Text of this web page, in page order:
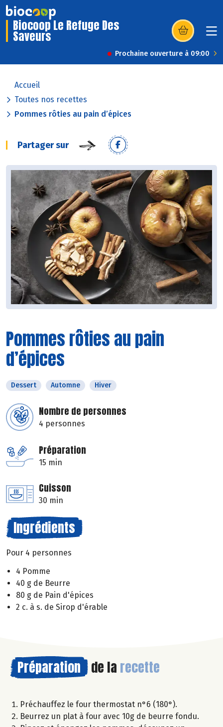
Biocoop Le Refuge Des
Saveurs (s’ouvre dans
Prochaine ouverture à 09:00
Accueil
Toutes nos recettes
Pommes rôties au pain d’épices
Partager sur
Pommes rôties au pain
d’épices
Dessert Automne Hiver
Nombre de personnes
4 personnes
Préparation
15 min
Cuisson
30 min
Ingrédients
Pour 4 personnes
4 Pomme
40 g de Beurre
80 g de Pain d'épices
2 c. à s. de Sirop d'érable
Préparation de la recette
Préchauffez le four thermostat n°6 (180°).
Beurrez un plat à four avec 10g de beurre fondu.